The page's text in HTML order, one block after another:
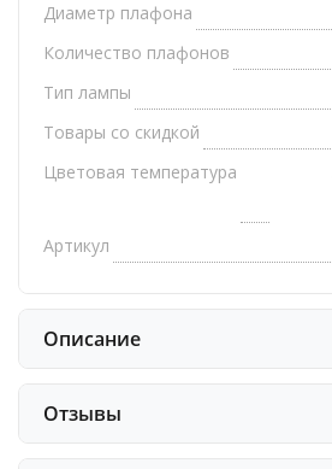
Диаметр плафона
Количество плафонов
Тип лампы
Товары со скидкой
Цветовая температура
Артикул
Описание
Отзывы